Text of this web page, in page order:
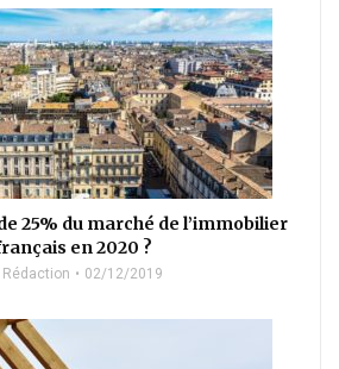
25% du marché de l’immobilier
en 2020 ?
Rédaction 02/12/2019